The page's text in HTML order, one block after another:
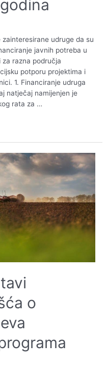
udruge da su
javnih potreba u
razna područja
potporu projektima i
1. Financiranje udruga
natječaj namijenjen je
rata za …
o